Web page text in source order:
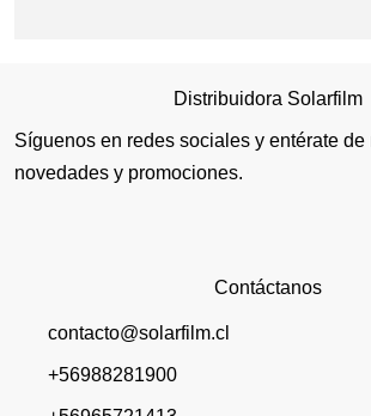
Distribuidora Solarfilm
Síguenos en redes sociales y entérate de
novedades y promociones.
Contáctanos
contacto@solarfilm.cl
+56988281900